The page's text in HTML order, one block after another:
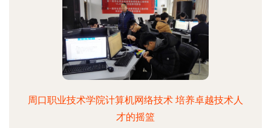
周口职业技术学院计算机网络技术 培养卓越技术人
才的摇篮